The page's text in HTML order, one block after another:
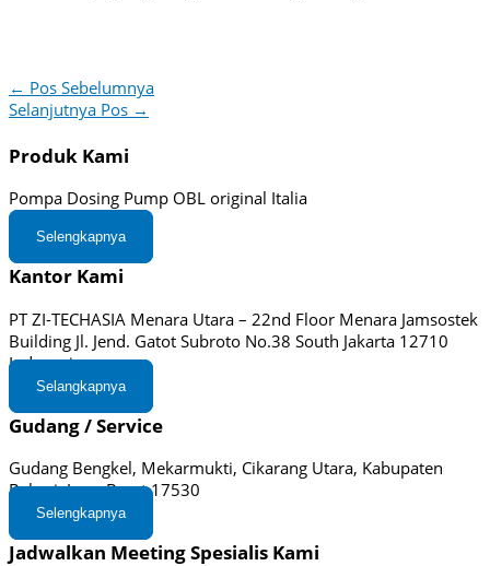
← Pos Sebelumnya
Selanjutnya Pos →
Produk Kami
Pompa Dosing Pump OBL original Italia
Selengkapnya
Kantor Kami
PT ZI-TECHASIA Menara Utara – 22nd Floor Menara Jamsostek
Building Jl. Jend. Gatot Subroto No.38 South Jakarta 12710
Indonesia
Selangkapnya
Gudang / Service
Gudang Bengkel, Mekarmukti, Cikarang Utara, Kabupaten
Bekasi, Jawa Barat 17530
Selengkapnya
Jadwalkan Meeting Spesialis Kami